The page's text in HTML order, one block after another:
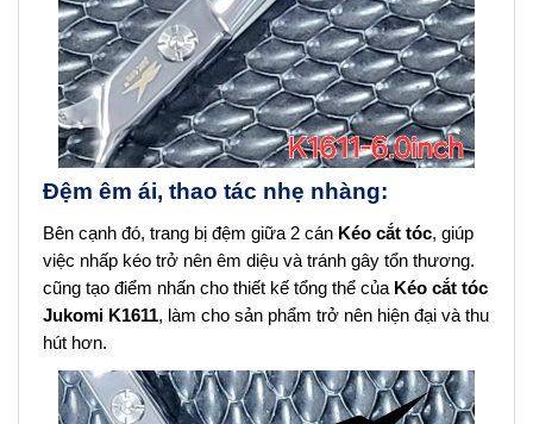
Đệm êm ái, thao tác nhẹ nhàng:
Bên cạnh đó, trang bị đệm giữa 2 cán Kéo cắt tóc, giúp
việc nhấp kéo trở nên êm diệu và tránh gây tổn thương.
cũng tạo điểm nhấn cho thiết kế tổng thể của Kéo cắt tóc
Jukomi K1611, làm cho sản phẩm trở nên hiện đại và thu
hút hơn.